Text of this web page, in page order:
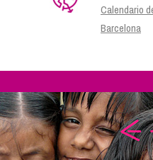
Calendario
Barcelona